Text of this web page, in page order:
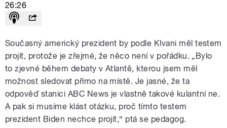
26:26
Současný americký prezident by podle Klvani měl testem
projít, protože je zřejmé, že něco není v pořádku. „Bylo
to zjevné během debaty v Atlantě, kterou jsem měl
možnost sledovat přímo na místě. Je jasné, že ta
odpověď stanici ABC News je vlastně takové kulantní ne.
A pak si musíme klást otázku, proč tímto testem
prezident Biden nechce projít,“ ptá se pedagog.